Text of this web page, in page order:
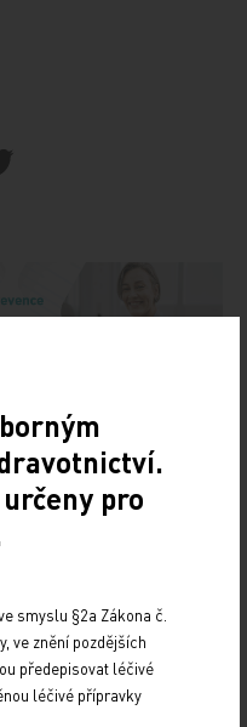
in Neurology
in Neurology (CONy)
2025 v Praze.
pro
smyslu §2a Zákona č.
ve znění pozdějších
předepisovat léčivé
léčivé přípravky